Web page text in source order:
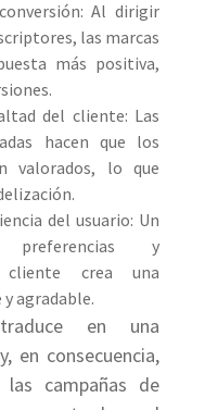
Al dirigir
las marcas
más positiva,
del cliente: Las
hacen que los
valorados, lo que
del usuario: Un
y
cliente crea una
agradable.
en una
en consecuencia,
campañas de